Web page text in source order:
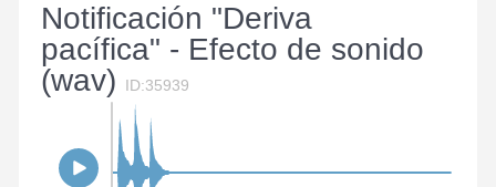
Notificación "Deriva
pacífica" - Efecto de sonido
(wav)
ID:35939